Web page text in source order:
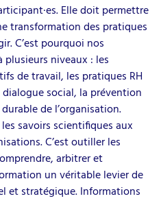
Elle doit permettre
transformation des pratiques
C’est pourquoi nos
niveaux : les
de travail, les pratiques RH
social, la prévention
de l’organisation.
savoirs scientifiques aux
C’est outiller les
arbitrer et
un véritable levier de
et stratégique. Informations